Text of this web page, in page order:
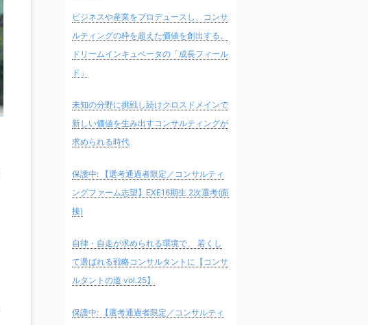
ビジネスや産業をプロデュースし、コンサ
ルティングの枠を超えた価値を創出する。
ドリームインキュベータの「成長フィール
ド」
未知の分野に挑戦し続けクロスドメインで
新しい価値を生み出すコンサルティングが
求められる時代
保護中: 【選考通過者限定／コンサルティ
ングファーム志望】EXE16期生 2次選考(面
接)
自律・自走が求められる環境で、 若くし
て選ばれる戦略コンサルタントに【コンサ
ルタントの道 vol.25】
保護中: 【選考通過者限定／コンサルティ